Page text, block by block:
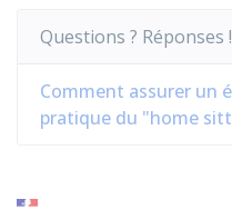
Questions ? Réponses !
Comment assurer un
pratique du "home